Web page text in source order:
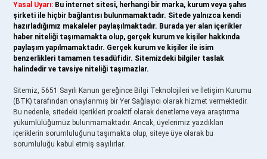
Yasal Uyarı: Bu internet sitesi, herhangi bir marka, kurum veya şahıs
şirketi ile hiçbir bağlantısı bulunmamaktadır. Sitede yalnızca kendi
hazırladığımız makaleler paylaşılmaktadır. Burada yer alan içerikler
haber niteliği taşımamakta olup, gerçek kurum ve kişiler hakkında
paylaşım yapılmamaktadır. Gerçek kurum ve kişiler ile isim
benzerlikleri tamamen tesadüfidir. Sitemizdeki bilgiler taslak
halindedir ve tavsiye niteliği taşımazlar.
Sitemiz, 5651 Sayılı Kanun gereğince Bilgi Teknolojileri ve İletişim Kurumu
(BTK) tarafından onaylanmış bir Yer Sağlayıcı olarak hizmet vermektedir.
Bu nedenle, sitedeki içerikleri proaktif olarak denetleme veya araştırma
yükümlülüğümüz bulunmamaktadır. Ancak, üyelerimiz yazdıkları
içeriklerin sorumluluğunu taşımakta olup, siteye üye olarak bu
sorumluluğu kabul etmiş sayılırlar.